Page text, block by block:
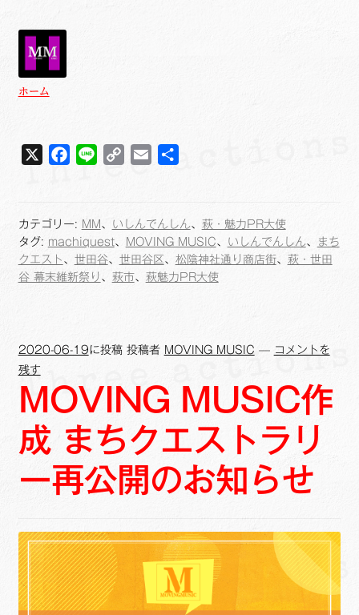
ホーム
X
b
o
o
e
y
L
i
n
i
l
カテゴリー: MM 、 いしんでんしん、 萩・魅力PR大使
タグ: machiquest、 MOVING MUSIC、 いしんでんしん、
まち
クエスト 、 世田谷、 世田谷区、 松陰神社通り商店街、 萩・世田
谷 幕末維新祭り 、 萩市、 萩魅力PR大使
2020-06-19に投稿 投稿者 MOVING MUSIC — コメントを
残す
MOVING MUSIC作
成 まちクエストラリ
ー再公開のお知らせ